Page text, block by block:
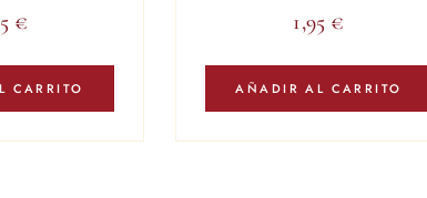
€
CARRITO
1,95 €
AÑADIR AL CARRITO